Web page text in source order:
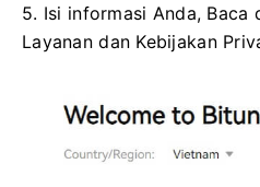
5. Isi informasi Anda, Baca
Layanan dan Kebijakan